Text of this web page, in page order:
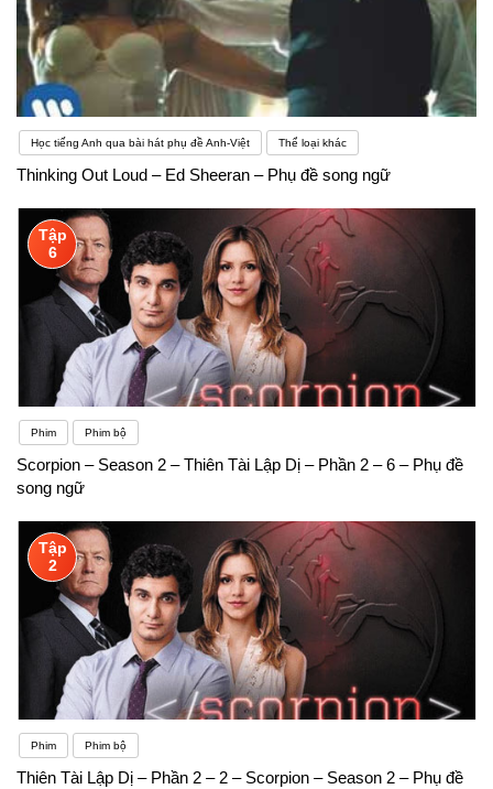
Học tiếng Anh qua bài hát phụ đề Anh-Việt Thể loại khác
Thinking Out Loud – Ed Sheeran – Phụ đề song ngữ
Tập
6
Phim Phim bộ
Scorpion – Season 2 – Thiên Tài Lập Dị – Phần 2 – 6 – Phụ đề
song ngữ
Tập
2
Phim Phim bộ
Thiên Tài Lập Dị – Phần 2 – 2 – Scorpion – Season 2 – Phụ đề